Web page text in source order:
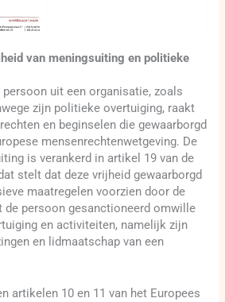
van meningsuiting en politieke
uit een organisatie, zoals
zijn politieke overtuiging, raakt
en beginselen die gewaarborgd
mensenrechtenwetgeving. De
is verankerd in artikel 19 van de
stelt dat deze vrijheid gewaarborgd
maatregelen voorzien door de
de persoon gesanctioneerd omwille
en activiteiten, namelijk zijn
en lidmaatschap van een
artikelen 10 en 11 van het Europees